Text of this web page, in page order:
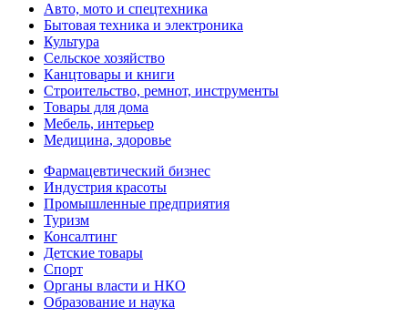
Авто, мото и спецтехника
Бытовая техника и электроника
Культура
Сельское хозяйство
Канцтовары и книги
Строительство, ремнот, инструменты
Товары для дома
Мебель, интерьер
Медицина, здоровье
Фармацевтический бизнес
Индустрия красоты
Промышленные предприятия
Туризм
Консалтинг
Детские товары
Спорт
Органы власти и НКО
Образование и наука